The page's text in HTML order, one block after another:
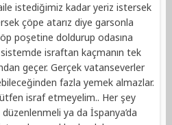
istediğimiz kadar yeriz istersek
çöpe atarız diye garsonla
poşetine doldurup odasına
israftan kaçmanın tek
geçer. Gerçek vatanseverler
fazla yemek almazlar.
israf etmeyelim.. Her şey
ya da İspanya’da